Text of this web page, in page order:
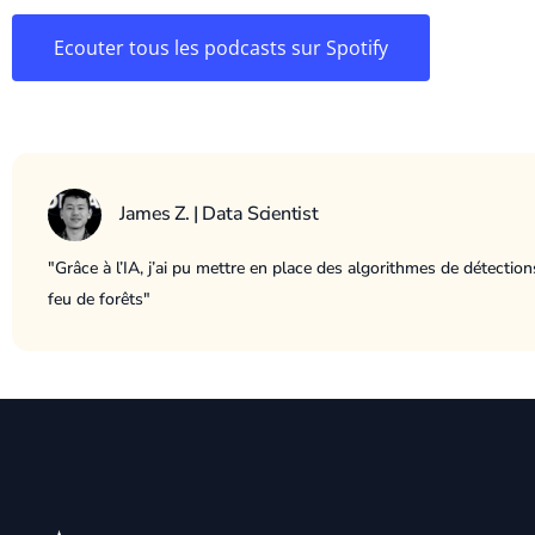
Ecouter tous les podcasts sur Spotify
James Z. | Data Scientist
"Grâce à l’IA, j’ai pu mettre en place des algorithmes de
feu de forêts"